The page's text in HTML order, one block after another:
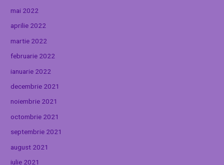
mai 2022
aprilie 2022
martie 2022
februarie 2022
ianuarie 2022
decembrie 2021
noiembrie 2021
octombrie 2021
septembrie 2021
august 2021
iulie 2021